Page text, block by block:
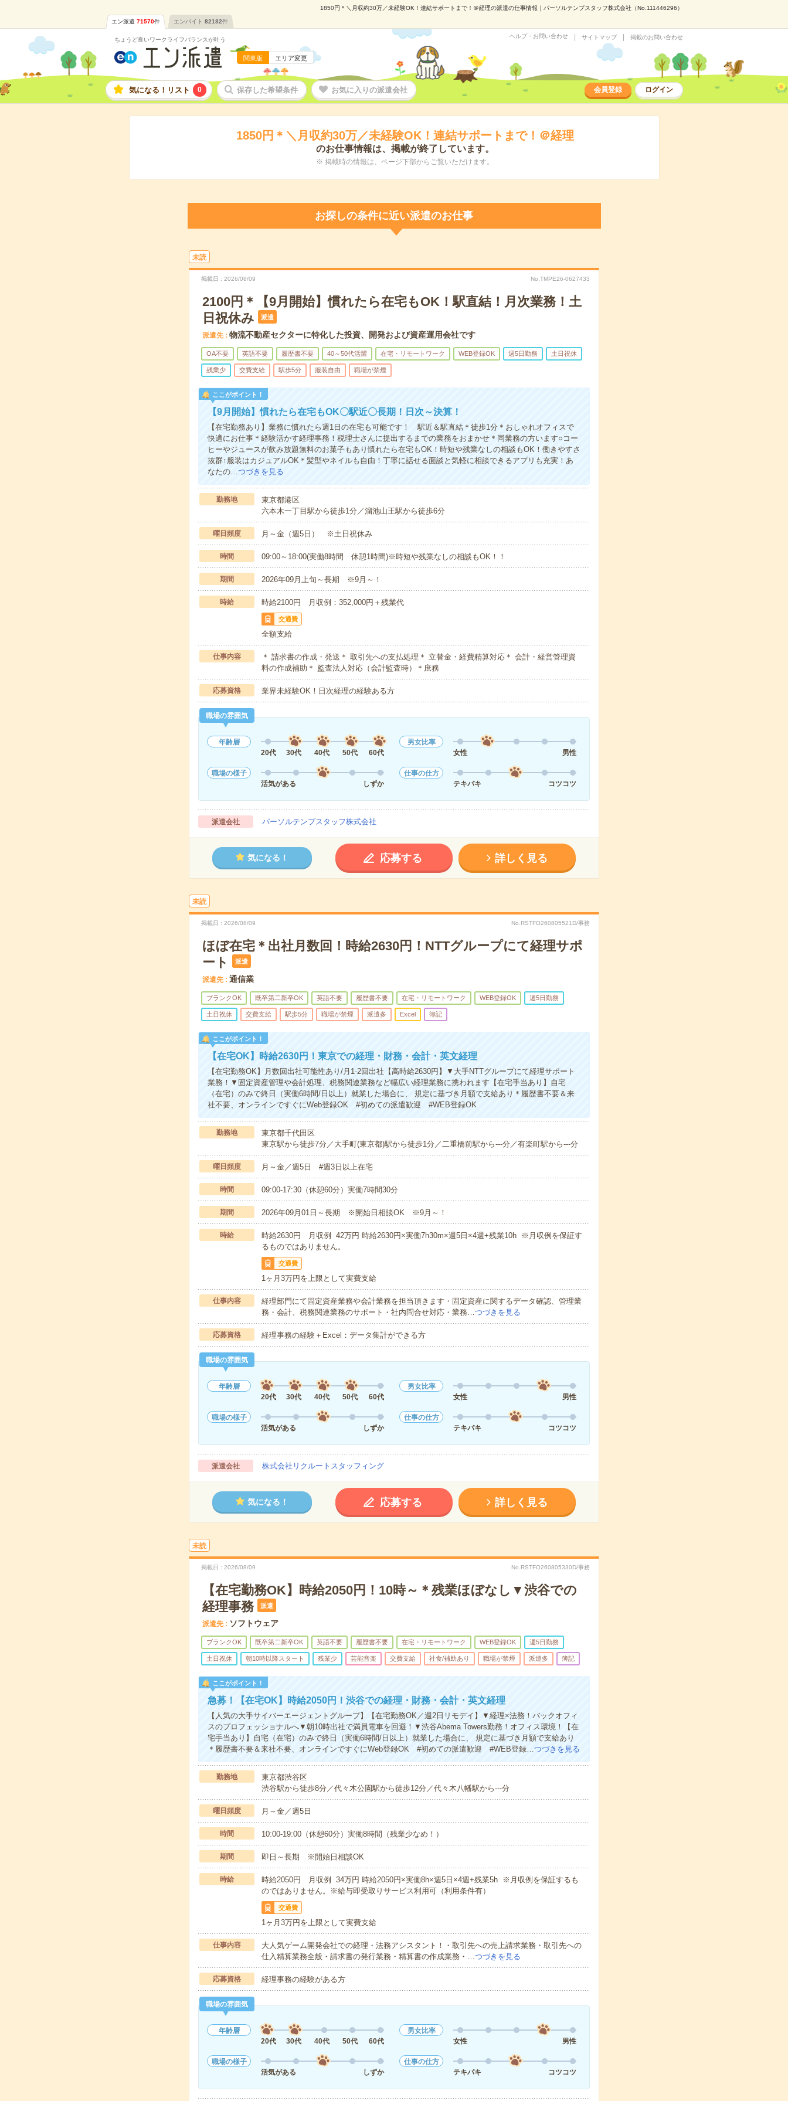
1850円＊＼月収約30万／未経験OK！連結サポートまで！＠経理の派遣の仕事情報｜パーソルテンプスタッフ株式会社（No.111446296）
エン派遣 71570件 エンバイト 82182件
ちょうど良いワークライフバランスが叶う
関東版 エリア変更
ヘルプ・お問い合わせ サイトマップ 掲載のお問い合わせ
気になる！リスト 0 保存した希望条件 お気に入りの派遣会社 会員登録 ログイン
1850円＊＼月収約30万／未経験OK！連結サポートまで！＠経理
のお仕事情報は、掲載が終了しています。
※ 掲載時の情報は、ページ下部からご覧いただけます。
お探しの条件に近い派遣のお仕事
未読
掲載日 2026/08/09 No.TMPE26-0627433
2100円＊【9月開始】慣れたら在宅もOK！駅直結！月次業務！土
日祝休み
派遣
派遣先 物流不動産セクターに特化した投資、開発および資産運用会社です
OA不要 英語不要 履歴書不要 40～50代活躍 在宅・リモートワーク WEB登録OK 週5日勤務 土日祝休
残業少 交費支給 駅歩5分 服装自由 職場が禁煙
ここがポイント！
【9月開始】慣れたら在宅もOK〇駅近〇長期！日次～決算！
【在宅勤務あり】業務に慣れたら週1日の在宅も可能です！ 駅近＆駅直結＊徒歩1分＊おしゃれオフィスで
快適にお仕事＊経験活かす経理事務！税理士さんに提出するまでの業務をおまかせ＊同業務の方います○コー
ヒーやジュースが飲み放題無料のお菓子もあり慣れたら在宅もOK！時短や残業なしの相談もOK！働きやすさ
抜群↑服装はカジュアルOK＊髪型やネイルも自由！丁寧に話せる面談と気軽に相談できるアプリも充実！あ
なたの…つづきを見る
勤務地
東京都港区
六本木一丁目駅から徒歩1分／溜池山王駅から徒歩6分
曜日頻度 月～金（週5日） ※土日祝休み
時間 09:00～18:00(実働8時間 休憩1時間)※時短や残業なしの相談もOK！！
期間 2026年09月上旬～長期 ※9月～！
時給 時給2100円 月収例：352,000円＋残業代
交通費
全額支給
仕事内容
＊ 請求書の作成・発送＊ 取引先への支払処理＊ 立替金・経費精算対応＊ 会計・経営管理資
料の作成補助＊ 監査法人対応（会計監査時）＊庶務
応募資格 業界未経験OK！日次経理の経験ある方
職場の雰囲気
年齢層
20代
30代 40代 50代 60代
男女比率
女性
男性
職場の様子
活気がある
しずか
仕事の仕方
テキパキ
コツコツ
派遣会社 パーソルテンプスタッフ株式会社
気になる！ 応募する 詳しく見る
未読
掲載日 2026/08/09 No.RSTFO260805521D/事務
ほぼ在宅＊出社月数回！時給2630円！NTTグループにて経理サポ
ート
派遣
派遣先 通信業
ブランクOK 既卒第二新卒OK 英語不要 履歴書不要 在宅・リモートワーク WEB登録OK 週5日勤務
土日祝休 交費支給 駅歩5分 職場が禁煙 派遣多 Excel 簿記
ここがポイント！
【在宅OK】時給2630円！東京での経理・財務・会計・英文経理
【在宅勤務OK】月数回出社可能性あり/月1-2回出社【高時給2630円】▼大手NTTグループにて経理サポート
業務！▼固定資産管理や会計処理、税務関連業務など幅広い経理業務に携われます【在宅手当あり】自宅
（在宅）のみで終日（実働6時間/日以上）就業した場合に、 規定に基づき月額で支給あり＊履歴書不要＆来
社不要、オンラインですぐにWeb登録OK #初めての派遣歓迎 #WEB登録OK
勤務地
東京都千代田区
東京駅から徒歩7分／大手町(東京都)駅から徒歩1分／二重橋前駅から---分／有楽町駅から---分
曜日頻度 月～金／週5日 #週3日以上在宅
時間 09:00-17:30（休憩60分）実働7時間30分
期間 2026年09月01日～長期 ※開始日相談OK ※9月～！
時給
時給2630円 月収例 42万円 時給2630円×実働7h30m×週5日×4週+残業10h ※月収例を保証す
るものではありません。
交通費
1ヶ月3万円を上限として実費支給
仕事内容
経理部門にて固定資産業務や会計業務を担当頂きます・固定資産に関するデータ確認、管理業
務・会計、税務関連業務のサポート・社内問合せ対応・業務…つづきを見る
応募資格 経理事務の経験＋Excel：データ集計ができる方
職場の雰囲気
年齢層
20代
30代 40代 50代 60代
男女比率
女性
男性
職場の様子
活気がある
しずか
仕事の仕方
テキパキ
コツコツ
派遣会社 株式会社リクルートスタッフィング
気になる！ 応募する 詳しく見る
未読
掲載日 2026/08/09 No.RSTFO260805330D/事務
【在宅勤務OK】時給2050円！10時～＊残業ほぼなし▼渋谷での
経理事務
派遣
派遣先 ソフトウェア
ブランクOK 既卒第二新卒OK 英語不要 履歴書不要 在宅・リモートワーク WEB登録OK 週5日勤務
土日祝休 朝10時以降スタート 残業少 芸能音楽 交費支給 社食/補助あり 職場が禁煙 派遣多 簿記
ここがポイント！
急募！【在宅OK】時給2050円！渋谷での経理・財務・会計・英文経理
【人気の大手サイバーエージェントグループ】【在宅勤務OK／週2日リモデイ】▼経理×法務！バックオフィ
スのプロフェッショナルへ▼朝10時出社で満員電車を回避！▼渋谷Abema Towers勤務！オフィス環境！【在
宅手当あり】自宅（在宅）のみで終日（実働6時間/日以上）就業した場合に、 規定に基づき月額で支給あり
＊履歴書不要＆来社不要、オンラインですぐにWeb登録OK #初めての派遣歓迎 #WEB登録…つづきを見る
勤務地
東京都渋谷区
渋谷駅から徒歩8分／代々木公園駅から徒歩12分／代々木八幡駅から---分
曜日頻度 月～金／週5日
時間 10:00-19:00（休憩60分）実働8時間（残業少なめ！）
期間 即日～長期 ※開始日相談OK
時給
時給2050円 月収例 34万円 時給2050円×実働8h×週5日×4週+残業5h ※月収例を保証するも
のではありません。※給与即受取りサービス利用可（利用条件有）
交通費
1ヶ月3万円を上限として実費支給
仕事内容
大人気ゲーム開発会社での経理・法務アシスタント！・取引先への売上請求業務・取引先への
仕入精算業務全般・請求書の発行業務・精算書の作成業務・…つづきを見る
応募資格 経理事務の経験がある方
職場の雰囲気
年齢層
20代
30代 40代 50代 60代
男女比率
女性
男性
職場の様子
活気がある
しずか
仕事の仕方
テキパキ
コツコツ